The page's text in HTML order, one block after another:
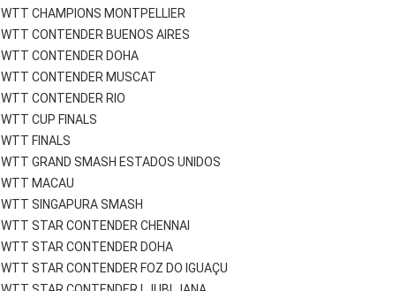
WTT CHAMPIONS MONTPELLIER
WTT CONTENDER BUENOS AIRES
WTT CONTENDER DOHA
WTT CONTENDER MUSCAT
WTT CONTENDER RIO
WTT CUP FINALS
WTT FINALS
WTT GRAND SMASH ESTADOS UNIDOS
WTT MACAU
WTT SINGAPURA SMASH
WTT STAR CONTENDER CHENNAI
WTT STAR CONTENDER DOHA
WTT STAR CONTENDER FOZ DO IGUAÇU